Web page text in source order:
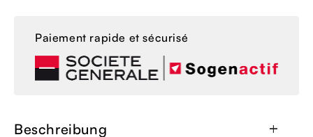
Paiement rapide et sécurisé
Beschreibung add